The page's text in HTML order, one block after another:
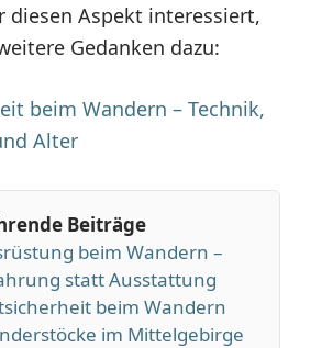
diesen Aspekt interessiert,
Gedanken dazu:
beim Wandern – Technik,
Alter
Beiträge
beim Wandern –
statt Ausstattung
beim Wandern
im Mittelgebirge